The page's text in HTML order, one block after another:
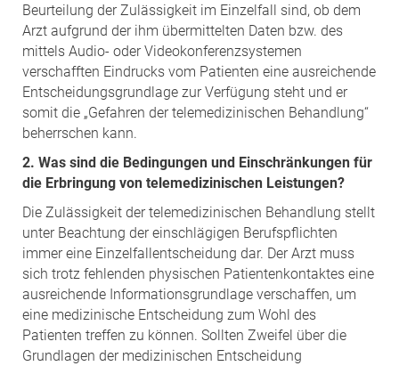
Beurteilung der Zulässigkeit im Einzelfall sind, ob dem
Arzt aufgrund der ihm übermittelten Daten bzw. des
mittels Audio- oder Videokonferenzsystemen
verschafften Eindrucks vom Patienten eine ausreichende
Entscheidungsgrundlage zur Verfügung steht und er
somit die „Gefahren der telemedizinischen Behandlung“
beherrschen kann.
2. Was sind die Bedingungen und Einschränkungen für
die Erbringung von telemedizinischen Leistungen?
Die Zulässigkeit der telemedizinischen Behandlung stellt
unter Beachtung der einschlägigen Berufspflichten
immer eine Einzelfallentscheidung dar. Der Arzt muss
sich trotz fehlenden physischen Patientenkontaktes eine
ausreichende Informationsgrundlage verschaffen, um
eine medizinische Entscheidung zum Wohl des
Patienten treffen zu können. Sollten Zweifel über die
Grundlagen der medizinischen Entscheidung